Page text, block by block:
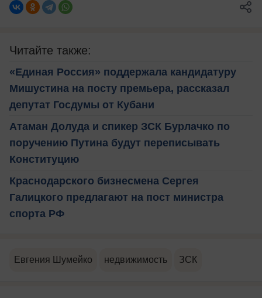
Читайте также:
«Единая Россия» поддержала кандидатуру
Мишустина на посту премьера, рассказал
депутат Госдумы от Кубани
Атаман Долуда и спикер ЗСК Бурлачко по
поручению Путина будут переписывать
Конституцию
Краснодарского бизнесмена Сергея
Галицкого предлагают на пост министра
спорта РФ
Евгения Шумейко недвижимость ЗСК